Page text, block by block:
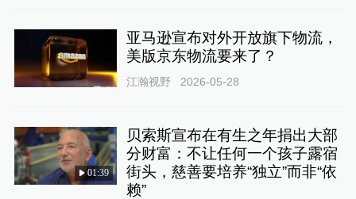
亚马逊宣布对外开放旗下物流，
美版京东物流要来了？
江瀚视野 2026-05-28
01:39
贝索斯宣布在有生之年捐出大部
分财富：不让任何一个孩子露宿
街头，慈善要培养“独立”而非“依
赖”